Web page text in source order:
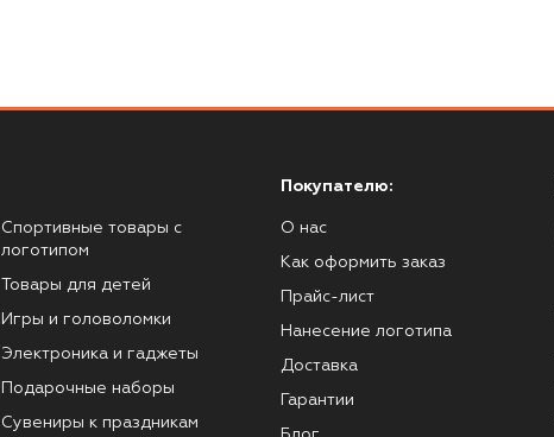
Спортивные товары с
логотипом
Товары для детей
Игры и головоломки
Электроника и гаджеты
Подарочные наборы
Сувениры к праздникам
Покупателю:
О нас
Как оформить заказ
Прайс-лист
Нанесение логотипа
Доставка
Гарантии